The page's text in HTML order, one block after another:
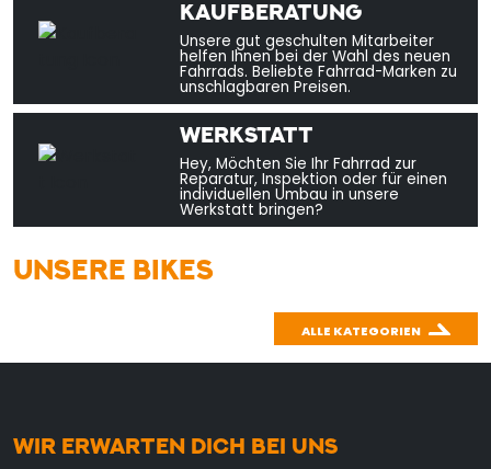
KAUFBERATUNG
Unsere gut geschulten Mitarbeiter
helfen Ihnen bei der Wahl des neuen
Fahrrads. Beliebte Fahrrad-Marken zu
unschlagbaren Preisen.
WERKSTATT
Hey, Möchten Sie Ihr Fahrrad zur
Reparatur, Inspektion oder für einen
individuellen Umbau in unsere
Werkstatt bringen?
UNSERE BIKES
ALLE KATEGORIEN
WIR ERWARTEN DICH BEI UNS